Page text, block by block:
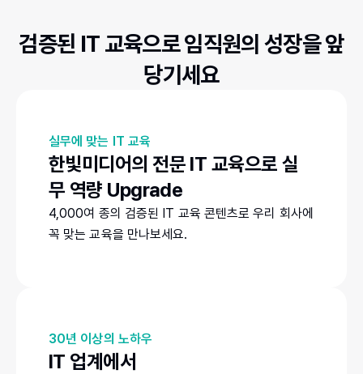
검증된 IT 교육으로 임직원의 성장을 앞
당기세요
실무에 맞는 IT 교육
한빛미디어의 전문 IT 교육으로 실
무 역량 Upgrade
4,000여 종의 검증된 IT 교육 콘텐츠로 우리 회사에
꼭 맞는 교육을 만나보세요.
30년 이상의 노하우
IT 업계에서